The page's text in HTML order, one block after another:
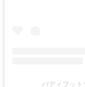
バディフッ